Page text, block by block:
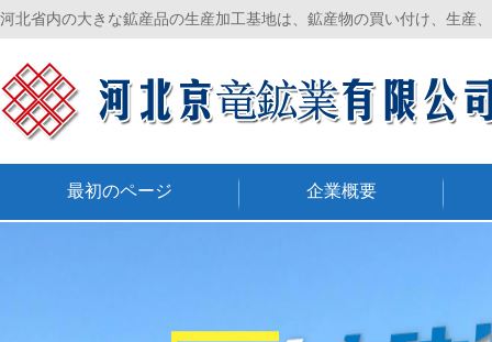
河北省内の大きな鉱産品の生産加工基地は、鉱産物の買い付け、生産
最初のページ 企業概要